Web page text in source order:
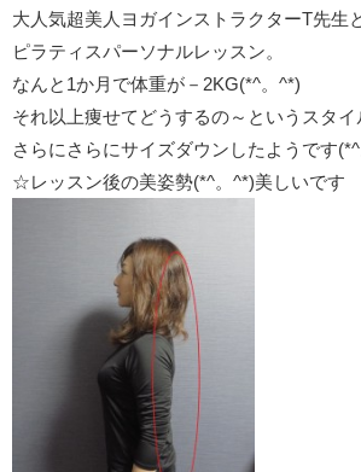
大人気超美人ヨガインストラクターT先生
ピラティスパーソナルレッスン。
なんと1か月で体重が－2KG(*^。^*)
それ以上痩せてどうするの～というスタイ
さらにさらにサイズダウンしたようです
☆レッスン後の美姿勢(*^。^*)美しいです